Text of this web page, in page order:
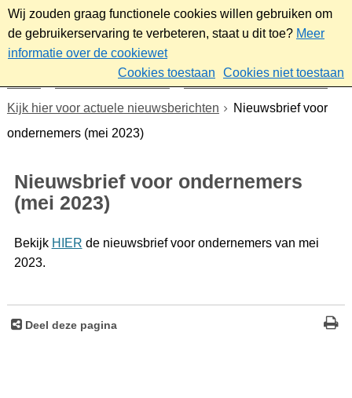
Wij zouden graag functionele cookies willen gebruiken om
de gebruikerservaring te verbeteren, staat u dit toe? Meer
informatie over de cookiewet
Cookies toestaan
Cookies niet toestaan
Werk & ondernemen
Nieuwsbrief ondernemers
Kijk hier voor actuele nieuwsberichten
Nieuwsbrief voor
ondernemers (mei 2023)
Nieuwsbrief voor ondernemers
(mei 2023)
Bekijk HIER de nieuwsbrief voor ondernemers van mei
2023.
Deel deze pagina